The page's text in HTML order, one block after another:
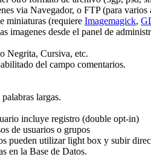
via Navegador, o FTP (para varios
miniaturas (requiere Imagemagick,
imagenes desde el panel de
Negrita, Cursiva, etc.
del campo comentarios.
largas.
incluye registro (double opt-in)
de usuarios o grupos
pueden utilizar light box y subir
en la Base de Datos.